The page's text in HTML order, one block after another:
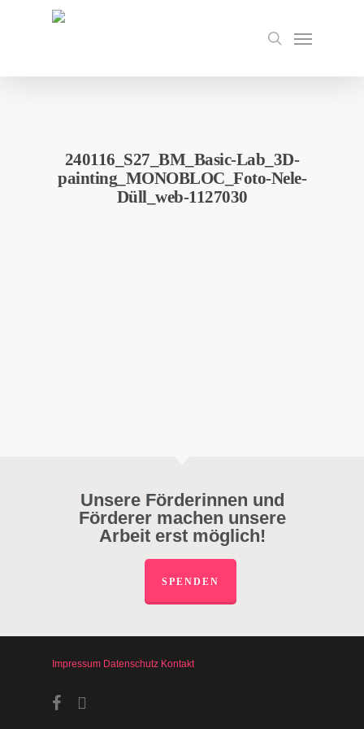
search
Menu
240116_S27_BM_Basic-Lab_3D-
painting_MONOBLOC_Foto-Nele-
Düll_web-1127030
Unsere Förderinnen und
Förderer machen unsere
Arbeit erst möglich!
SPENDEN
Impressum Datenschutz Kontakt
facebookinstagram